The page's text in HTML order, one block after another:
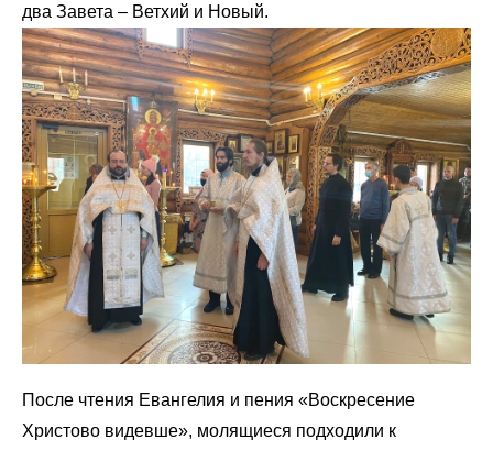
два Завета – Ветхий и Новый.
После чтения Евангелия и пения «Воскресение
Христово видевше», молящиеся подходили к